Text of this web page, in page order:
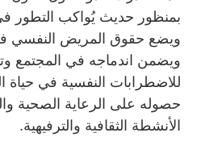
بمنظور حديث يُواكب التطور
ويضع حقوق المريض النفسي
ويضمن اندماجه في المجتمع
للاضطرابات النفسية في
حصوله على الرعاية الصحية
الأنشطة الثقافية والترفيهية.